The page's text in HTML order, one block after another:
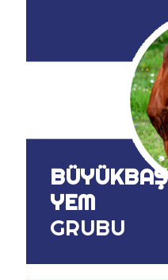
BÜYÜKBAŞ
YEM
GRUBU